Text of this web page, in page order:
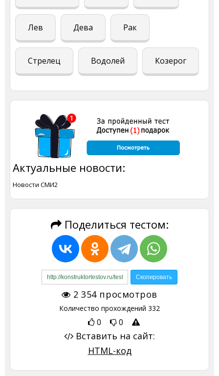
Лев Дева Рак
Стрелец Водолей Козерог
Актуальные новости:
Новости СМИ2
Поделиться тестом:
2 354просмотров
Количество прохождений 332
0 0
Вставить на сайт:
HTML-код